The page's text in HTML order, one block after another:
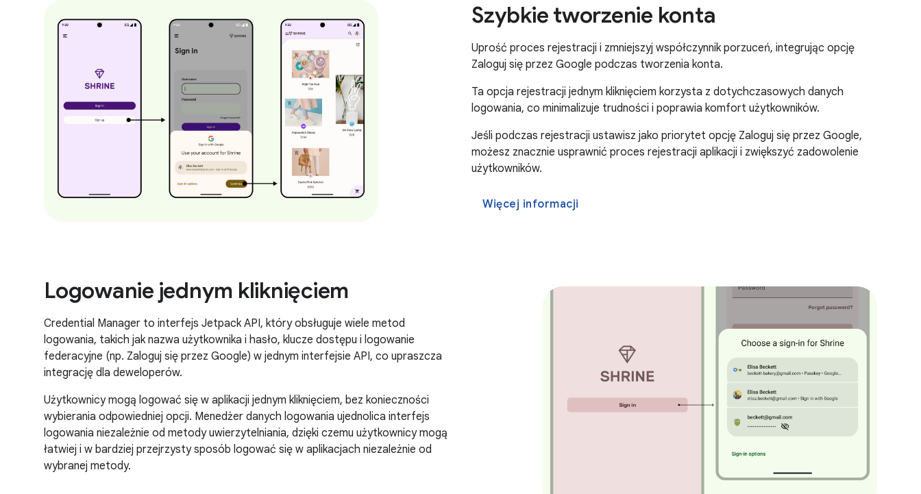
Szybkie tworzenie konta
Uprość proces rejestracji i zmniejszyj współczynnik porzuceń, integrując opcję
Zaloguj się przez Google podczas tworzenia konta.
Ta opcja rejestracji jednym kliknięciem korzysta z dotychczasowych danych
logowania, co minimalizuje trudności i poprawia komfort użytkowników.
Jeśli podczas rejestracji ustawisz jako priorytet opcję Zaloguj się przez Google,
możesz znacznie usprawnić proces rejestracji aplikacji i zwiększyć zadowolenie
użytkowników.
Więcej informacji
Logowanie jednym kliknięciem
Credential Manager to interfejs Jetpack API, który obsługuje wiele metod
logowania, takich jak nazwa użytkownika i hasło, klucze dostępu i logowanie
federacyjne (np. Zaloguj się przez Google) w jednym interfejsie API, co upraszcza
integrację dla deweloperów.
Użytkownicy mogą logować się w aplikacji jednym kliknięciem, bez konieczności
wybierania odpowiedniej opcji. Menedżer danych logowania ujednolica interfejs
logowania niezależnie od metody uwierzytelniania, dzięki czemu użytkownicy mogą
łatwiej i w bardziej przejrzysty sposób logować się w aplikacjach niezależnie od
wybranej metody.